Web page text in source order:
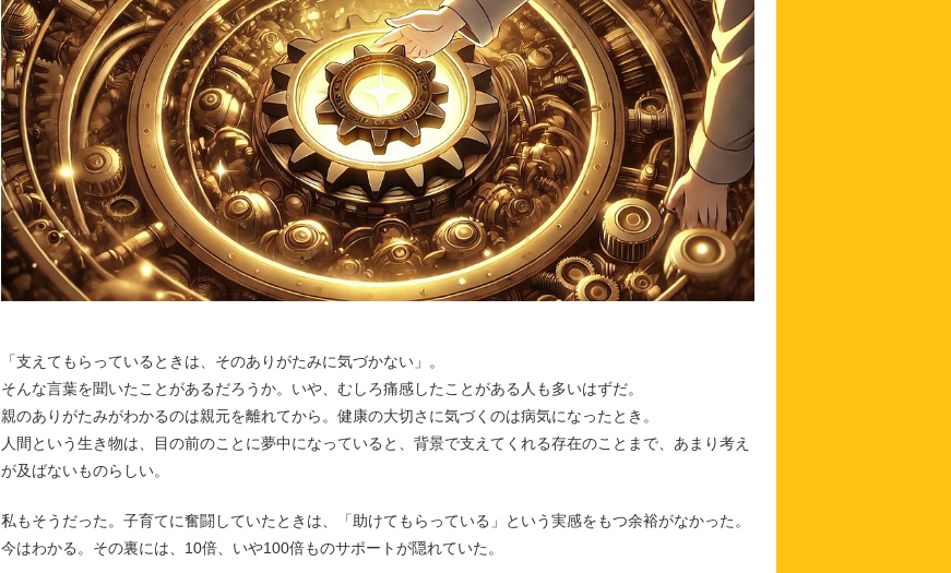
「支えてもらっているときは、そのありがたみに気づかない」。
そんな言葉を聞いたことがあるだろうか。いや、むしろ痛感したことがある人も多いはずだ。
親のありがたみがわかるのは親元を離れてから。健康の大切さに気づくのは病気になったとき。
人間という生き物は、目の前のことに夢中になっていると、背景で支えてくれる存在のことまで、あまり考え
が及ばないものらしい。
私もそうだった。子育てに奮闘していたときは、「助けてもらっている」という実感をもつ余裕がなかった。
今はわかる。その裏には、10倍、いや100倍ものサポートが隠れていた。